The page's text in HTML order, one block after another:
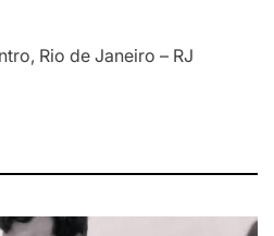
Rio de Janeiro – RJ